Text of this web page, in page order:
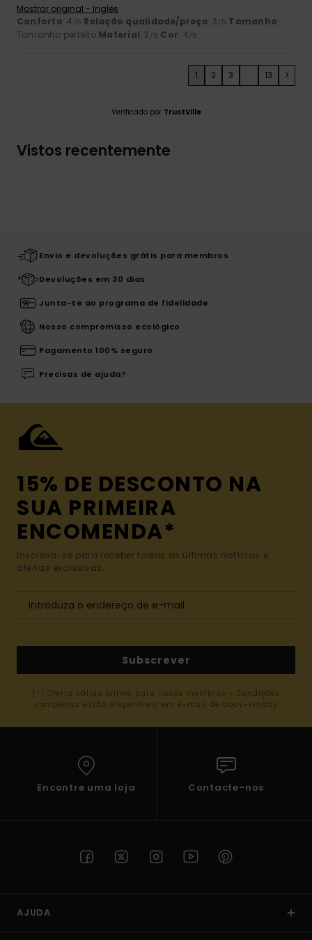
Mostrar original - Inglês
Conforto: 4 /5 Relação qualidade/preço: 3 /5 Tamanho:
Tamanho perfeito Material: 3 /5 Cor: 4/5
1 2 3 ... 13 >
Verificado por TrustVille
Vistos recentemente
Envio e devoluções grátis para membros
Devoluções em 30 dias
Junta-te ao programa de fidelidade
Nosso compromisso ecológico
Pagamento 100% seguro
Precisas de ajuda?
15% DE DESCONTO NA
SUA PRIMEIRA
ENCOMENDA*
Inscreva-se para receber todas as últimas notícias e
ofertas exclusivas.
Subscrever
(*) Oferta válida online para novos membros - Condições
completas estão disponíveis em e-mail de boas-vindas
Encontre uma loja Contacte-nos
AJUDA